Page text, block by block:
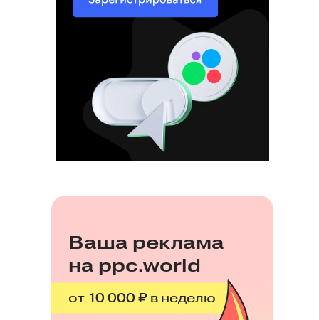
Ваша реклама
на ppc.world
от 10 000 ₽ в неделю